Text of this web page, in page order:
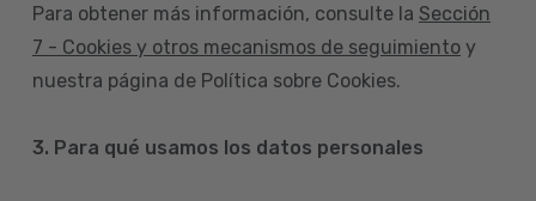
Para obtener más información, consulte la Sección
7 - Cookies y otros mecanismos de seguimiento y
nuestra página de Política sobre Cookies.
3. Para qué usamos los datos personales